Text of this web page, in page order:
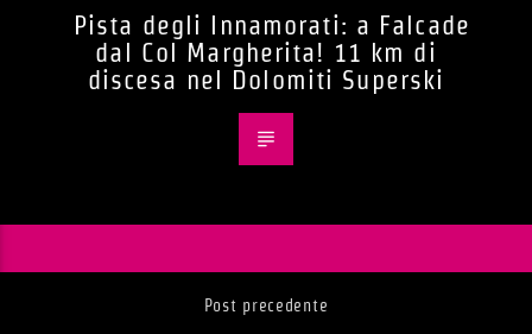
Pista degli Innamorati: a Falcade
dal Col Margherita! 11 km di
discesa nel Dolomiti Superski
Post precedente